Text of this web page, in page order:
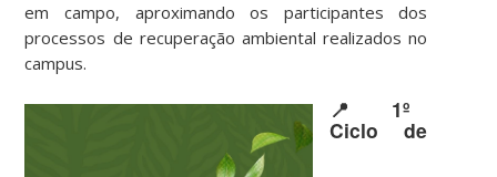
em campo, aproximando os participantes dos
processos de recuperação ambiental realizados no
campus.
📍 1º
Ciclo de